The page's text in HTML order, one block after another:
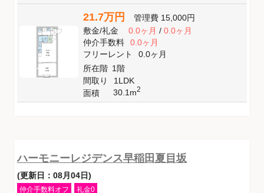
21.7万円 管理費 15,000円
敷金/礼金 0.0ヶ月/ 0.0ヶ月
仲介手数料
0.0ヶ月
フリーレント
0.0ヶ月
所在階 1階
間取り
1LDK
面積
30.1m2
ハーモニーレジデンス早稲田夏目坂
(更新日：08月04日)
仲介手数料オフ 礼金0